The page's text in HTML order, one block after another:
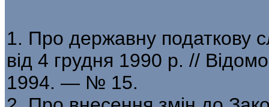
1. Про державну податкову
від 4 грудня 1990 р. //
1994. — № 15.